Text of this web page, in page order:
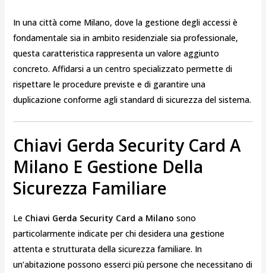
In una città come Milano, dove la gestione degli accessi è
fondamentale sia in ambito residenziale sia professionale,
questa caratteristica rappresenta un valore aggiunto
concreto. Affidarsi a un centro specializzato permette di
rispettare le procedure previste e di garantire una
duplicazione conforme agli standard di sicurezza del sistema.
Chiavi Gerda Security Card A
Milano E Gestione Della
Sicurezza Familiare
Le Chiavi Gerda Security Card a Milano sono
particolarmente indicate per chi desidera una gestione
attenta e strutturata della sicurezza familiare. In
un’abitazione possono esserci più persone che necessitano di